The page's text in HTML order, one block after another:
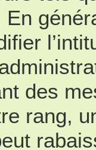
des
rang,